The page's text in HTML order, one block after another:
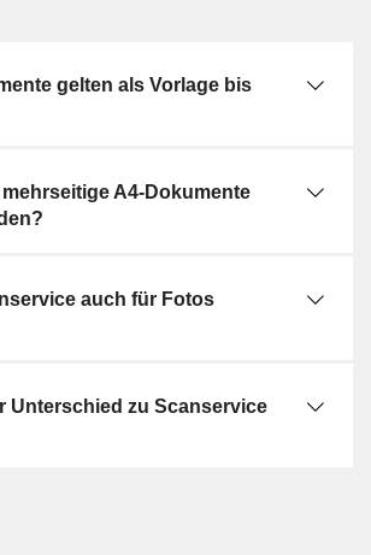
gelten als Vorlage bis
A4-Dokumente
auch für Fotos
Unterschied zu Scanservice